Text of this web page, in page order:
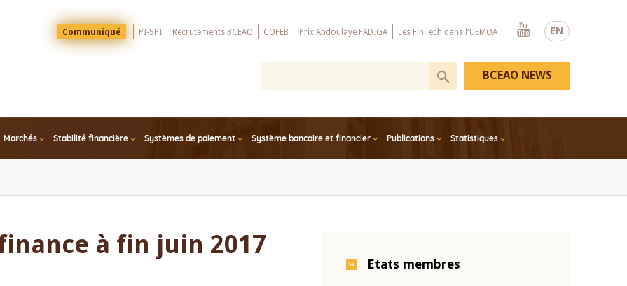
EN
Menu
Top
Communiqué PI-SPI Recrutements BCEAO COFEB Prix Abdoulaye FADIGA Les FinTech dans l'UEMOA
Youtube
Marchés Stabilité financière Systèmes de paiement Système bancaire et financier Publications Statistiques
BCEAO NEWS
à fin juin 2017
Etats membres